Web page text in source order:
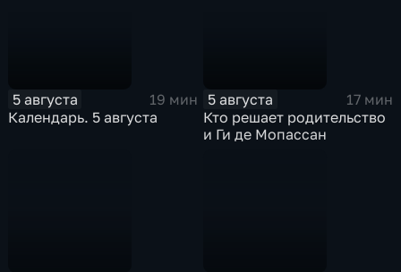
5 августа
19 мин
Календарь. 5 августа
5 августа
17 мин
Кто решает родительство
и Ги де Мопассан